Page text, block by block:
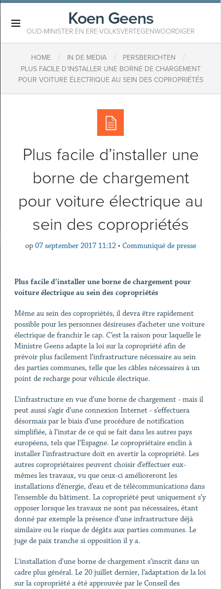
Koen Geens
OUD-MINISTER EN ERE-VOLKSVERTEGENWOORDIGER
HOME / IN DE MEDIA / PERSBERICHTEN /
PLUS FACILE D’INSTALLER UNE BORNE DE CHARGEMENT
POUR VOITURE ÉLECTRIQUE AU SEIN DES COPROPRIÉTÉS
Plus facile d’installer une
borne de chargement
pour voiture électrique au
sein des copropriétés
op 07 september 2017 11:12 • Communiqué de presse
Plus facile d’installer une borne de chargement pour
voiture électrique au sein des copropriétés
Même au sein des copropriétés, il devra être rapidement
possible pour les personnes désireuses d’acheter une voiture
électrique de franchir le cap. C’est la raison pour laquelle le
Ministre Geens adapte la loi sur la copropriété afin de
prévoir plus facilement l’infrastructure nécessaire au sein
des parties communes, telle que les câbles nécessaires à un
point de recharge pour véhicule électrique.
L’infrastructure en vue d’une borne de chargement - mais il
peut aussi s’agir d’une connexion Internet - s’effectuera
désormais par le biais d’une procédure de notification
simplifiée, à l’instar de ce qui se fait dans les autres pays
européens, tels que l’Espagne. Le copropriétaire enclin à
installer l’infrastructure doit en avertir la copropriété. Les
autres copropriétaires peuvent choisir d’effectuer eux-
mêmes les travaux, vu que ceux-ci amélioreront les
installations d’énergie, d’eau et de télécommunications dans
l’ensemble du bâtiment. La copropriété peut uniquement s’y
opposer lorsque les travaux ne sont pas nécessaires, étant
donné par exemple la présence d'une infrastructure déjà
similaire ou le risque de dégâts aux parties communes. Le
juge de paix tranche si opposition il y a.
L'installation d'une borne de chargement s’inscrit dans un
cadre plus général. Le 20 juillet dernier, l’adaptation de la loi
sur la copropriété a été approuvée par le Conseil des